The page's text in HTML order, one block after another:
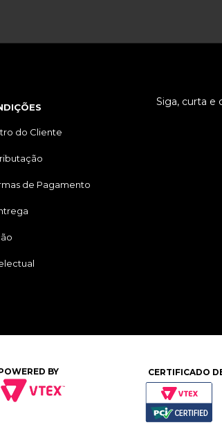
do Cliente
de Pagamento
Siga, curta e
BY CERTIFICADO